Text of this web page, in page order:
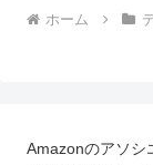
ホーム
Amazonのアソシ